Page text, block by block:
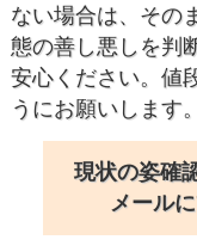
ない場合は、その
態の善し悪しを判
安心ください。値
うにお願いします。
現状の姿確
メール